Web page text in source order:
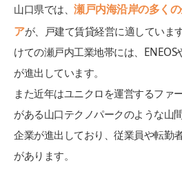
山口県では、 瀬戸内海沿岸の多く
アが、戸建て賃貸経営に適していま
けての瀬戸内工業地帯には、
が進出しています。
また近年はユニクロを運営するファ
がある山口テクノパークのような山
企業が進出しており、従業員や転勤
があります。